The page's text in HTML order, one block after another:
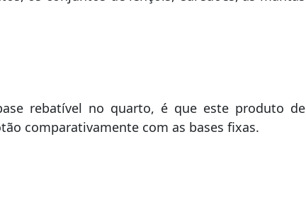
rebatível no quarto, é que este produto de
comparativamente com as bases fixas.